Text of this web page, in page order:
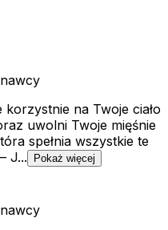
na Twoje ciało
uwolni Twoje mięśnie
spełnia wszystkie te
J...
Pokaż więcej